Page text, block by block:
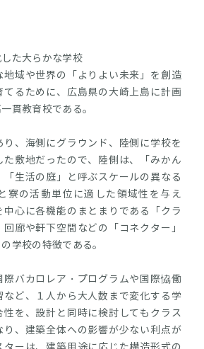
た大らかな学校
地域や世界の「よりよい未来」を創造
てるために、広島県の大崎上島に計画
貫教育校である。
、海側にグラウンド、陸側に学校を
敷地だったので、陸側は、「みかん
生活の庭」と呼ぶスケールの異なる
寮の活動単位に適した領域性を与え
心に各機能のまとまりである「クラ
廊や軒下空間などの「コネクター」
学校の特徴である。
際バカロレア・プログラムや国際恊働
など、１人から大人数まで変化する学
性を、設計と同時に検討してもクラス
り、建築全体への影響が少ない利点が